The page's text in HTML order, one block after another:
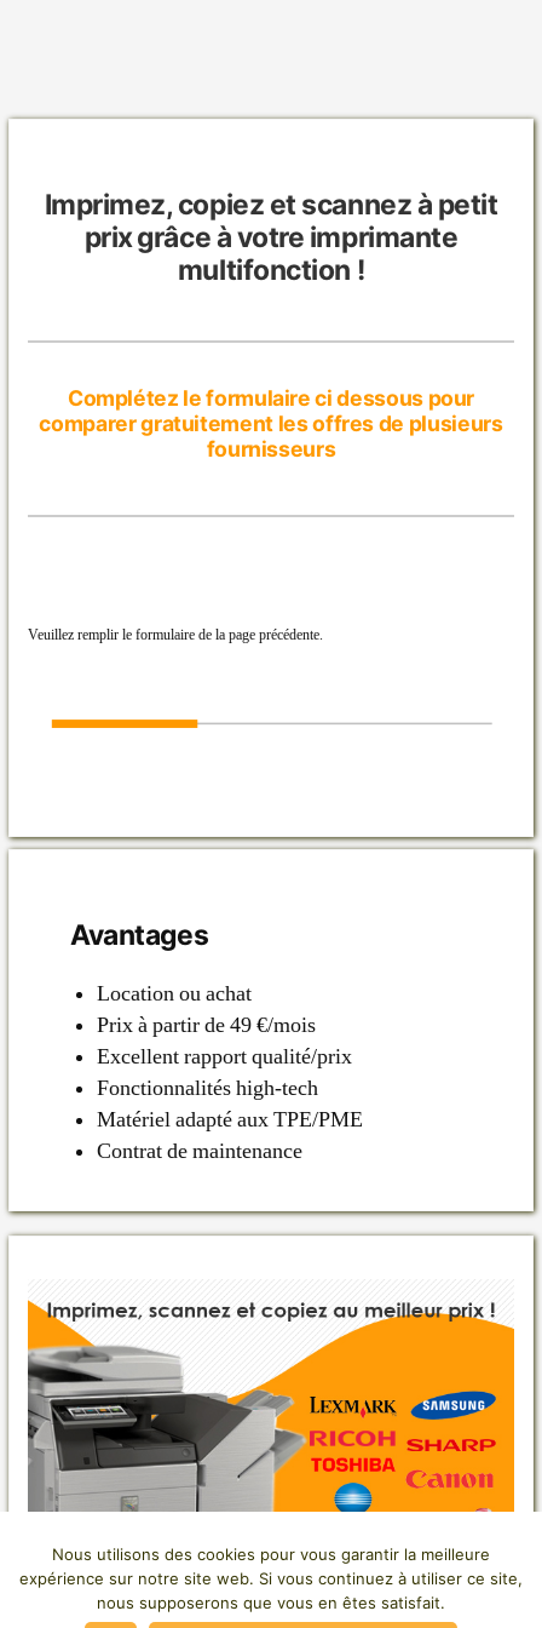
Imprimez, copiez et scannez à petit
prix grâce à votre imprimante
multifonction !
Complétez le formulaire ci dessous pour
comparer gratuitement les offres de plusieurs
fournisseurs
Veuillez remplir le formulaire de la page précédente.
Avantages
Location ou achat
Prix à partir de 49 €/mois
Excellent rapport qualité/prix
Fonctionnalités high-tech
Matériel adapté aux TPE/PME
Contrat de maintenance
Nous utilisons des cookies pour vous garantir la meilleure
expérience sur notre site web. Si vous continuez à utiliser ce site,
nous supposerons que vous en êtes satisfait.